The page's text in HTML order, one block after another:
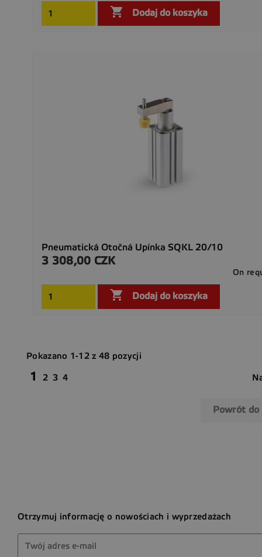
 Dodaj do koszyka
Pneumatická Otočná Upínka SQKL 20/10
Cena
3 308,00 CZK
On
 Dodaj do koszyka
Pokazano 1-12 z 48 pozycji
1 2 3 4
Powrót
Otrzymuj informację o nowościach i wyprzedażach